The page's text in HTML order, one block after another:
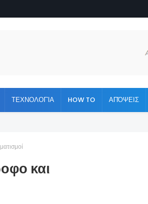
ΤΕΧΝΟΛΟΓΊΑ HOW TO ΑΠΌΨΕΙΣ
και